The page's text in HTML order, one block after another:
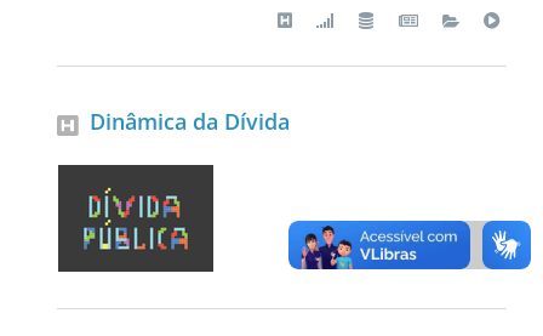
Dinâmica da Dívida